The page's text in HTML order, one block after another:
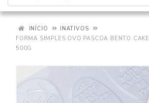
INÍCIO
INATIVOS
FORMA SIMPLES OVO PASCOA BENTO CAKE
500G